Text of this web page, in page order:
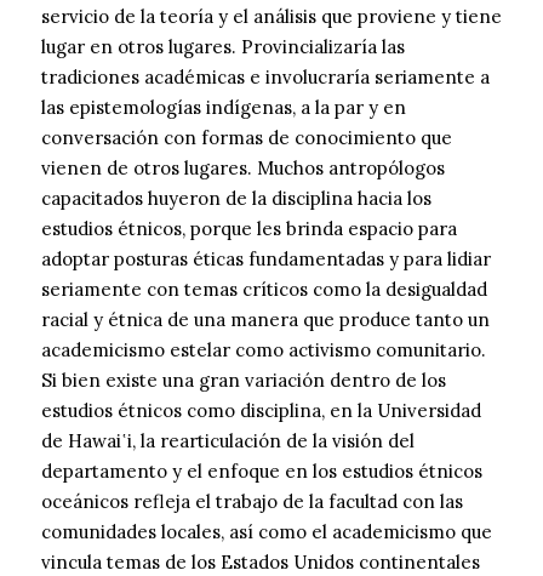
servicio de la teoría y el análisis que proviene y tiene
lugar en otros lugares. Provincializaría las
tradiciones académicas e involucraría seriamente a
las epistemologías indígenas, a la par y en
conversación con formas de conocimiento que
vienen de otros lugares. Muchos antropólogos
capacitados huyeron de la disciplina hacia los
estudios étnicos, porque les brinda espacio para
adoptar posturas éticas fundamentadas y para lidiar
seriamente con temas críticos como la desigualdad
racial y étnica de una manera que produce tanto un
academicismo estelar como activismo comunitario.
Si bien existe una gran variación dentro de los
estudios étnicos como disciplina, en la Universidad
de Hawai῾i, la rearticulación de la visión del
departamento y el enfoque en los estudios étnicos
oceánicos refleja el trabajo de la facultad con las
comunidades locales, así como el academicismo que
vincula temas de los Estados Unidos continentales